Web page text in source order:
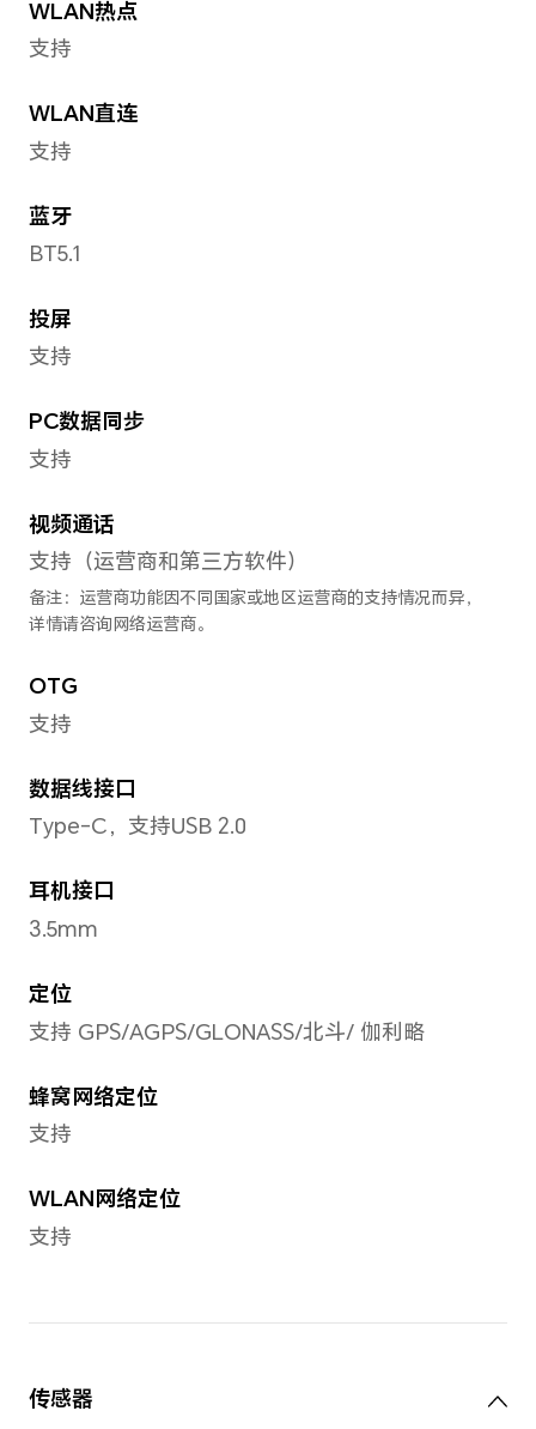
前置摄像头视频拍摄
最大支持1080P视频录制
拍摄功能
前置摄像头：人像模式、延时
镜、笑脸抓拍、自拍镜像、声
照、手势拍照等
人脸识别
支持
电池
电池容量
5000mAh（典型值）
锂离子聚合物电池
有线快充
手机支持10V/2.25A超级快充